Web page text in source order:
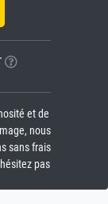
et de
nous
sans frais
pas